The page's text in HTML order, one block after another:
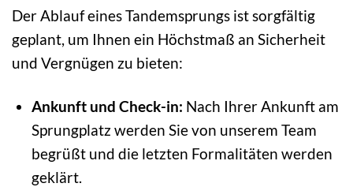
Der Ablauf eines Tandemsprungs ist sorgfältig
geplant, um Ihnen ein Höchstmaß an Sicherheit
und Vergnügen zu bieten:
Ankunft und Check-in: Nach Ihrer Ankunft am
Sprungplatz werden Sie von unserem Team
begrüßt und die letzten Formalitäten werden
geklärt.